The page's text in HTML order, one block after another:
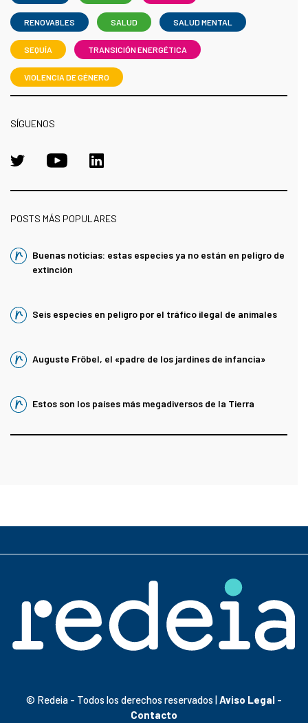
RENOVABLES SALUD SALUD MENTAL
SEQUÍA TRANSICIÓN ENERGÉTICA
VIOLENCIA DE GÉNERO
SÍGUENOS
POSTS MÁS POPULARES
Buenas noticias: estas especies ya no están en peligro de
extinción
Seis especies en peligro por el tráfico ilegal de animales
Auguste Fröbel, el «padre de los jardines de infancia»
Estos son los países más megadiversos de la Tierra
© Redeia - Todos los derechos reservados | Aviso Legal -
Contacto